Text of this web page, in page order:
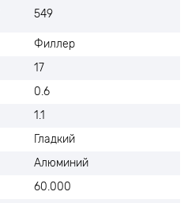
549
Филлер
17
0.6
1.1
Гладкий
Алюминий
60.000